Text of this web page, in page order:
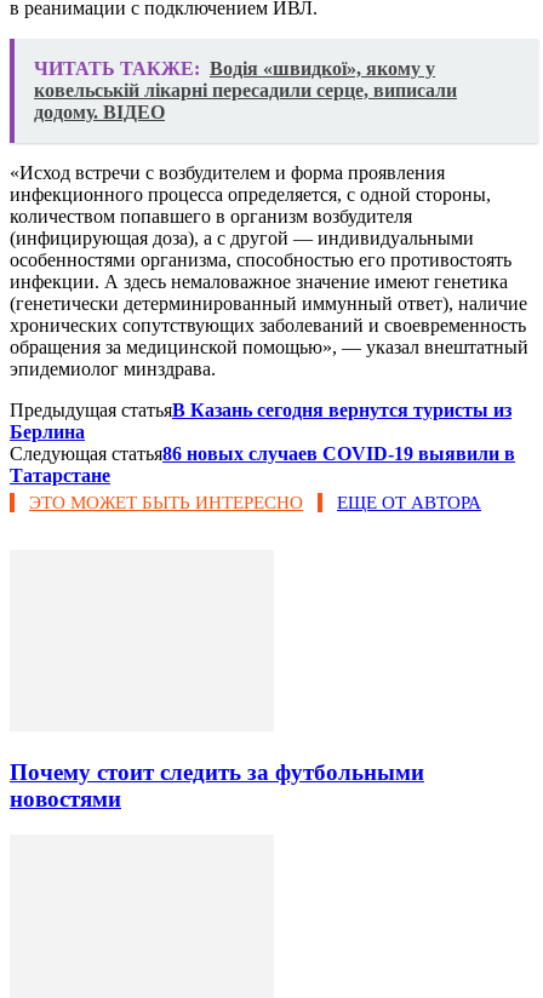
в реанимации с подключением ИВЛ.
ЧИТАТЬ ТАКЖЕ: Водія «швидкої», якому у
ковельській лікарні пересадили серце, виписали
додому. ВІДЕО
«Исход встречи с возбудителем и форма проявления
инфекционного процесса определяется, с одной стороны,
количеством попавшего в организм возбудителя
(инфицирующая доза), а с другой — индивидуальными
особенностями организма, способностью его противостоять
инфекции. А здесь немаловажное значение имеют генетика
(генетически детерминированный иммунный ответ), наличие
хронических сопутствующих заболеваний и своевременность
обращения за медицинской помощью», — указал внештатный
эпидемиолог минздрава.
Предыдущая статьяВ Казань сегодня вернутся туристы из
Берлина
Следующая статья86 новых случаев COVID-19 выявили в
Татарстане
ЭТО МОЖЕТ БЫТЬ ИНТЕРЕСНО ЕЩЕ ОТ АВТОРА
Почему стоит следить за футбольными
новостями